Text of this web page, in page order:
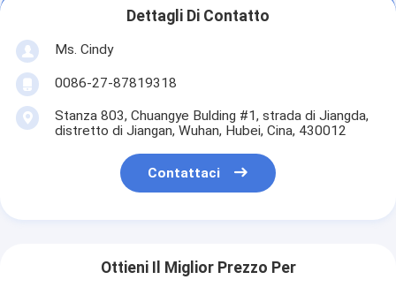
Dettagli Di Contatto
Ms. Cindy
0086-27-87819318
Stanza 803, Chuangye Bulding #1, strada di Jiangda,
distretto di Jiangan, Wuhan, Hubei, Cina, 430012
Contattaci
Ottieni Il Miglior Prezzo Per